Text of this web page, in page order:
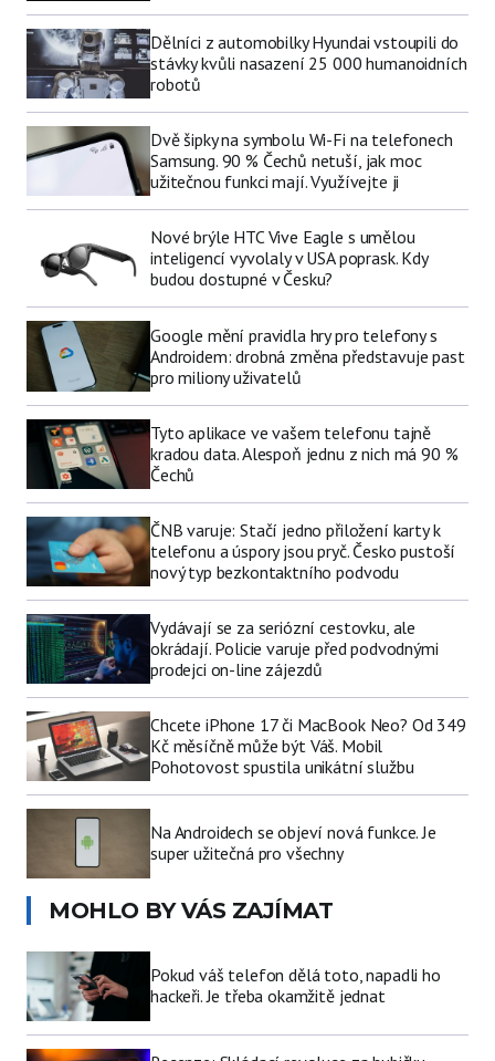
Dělníci z automobilky Hyundai vstoupili do
stávky kvůli nasazení 25 000 humanoidních
robotů
Dvě šipky na symbolu Wi-Fi na telefonech
Samsung. 90 % Čechů netuší, jak moc
užitečnou funkci mají. Využívejte ji
Nové brýle HTC Vive Eagle s umělou
inteligencí vyvolaly v USA poprask. Kdy
budou dostupné v Česku?
Google mění pravidla hry pro telefony s
Androidem: drobná změna představuje past
pro miliony uživatelů
Tyto aplikace ve vašem telefonu tajně
kradou data. Alespoň jednu z nich má 90 %
Čechů
ČNB varuje: Stačí jedno přiložení karty k
telefonu a úspory jsou pryč. Česko pustoší
nový typ bezkontaktního podvodu
Vydávají se za seriózní cestovku, ale
okrádají. Policie varuje před podvodnými
prodejci on-line zájezdů
Chcete iPhone 17 či MacBook Neo? Od 349
Kč měsíčně může být Váš. Mobil
Pohotovost spustila unikátní službu
Na Androidech se objeví nová funkce. Je
super užitečná pro všechny
MOHLO BY VÁS ZAJÍMAT
Pokud váš telefon dělá toto, napadli ho
hackeři. Je třeba okamžitě jednat